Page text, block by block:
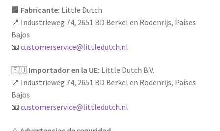
🏢 Fabricante: Little Dutch
📍 Industrieweg 74, 2651 BD Berkel en Rodenrijs, Países
Bajos
📧 customerservice@littledutch.nl
🇪🇺 Importador en la UE: Little Dutch B.V.
📍 Industrieweg 74, 2651 BD Berkel en Rodenrijs, Países
Bajos
📧 customerservice@littledutch.nl